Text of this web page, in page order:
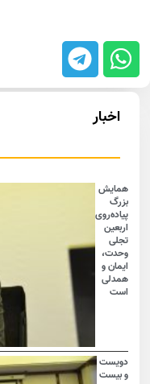
اخبار
همایش
بزرگ
پیاده‌روی
اربعین
تجلی
وحدت،
ایمان و
همدلی
است
دویست
و بیست